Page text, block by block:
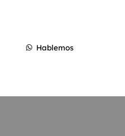
Hablemos